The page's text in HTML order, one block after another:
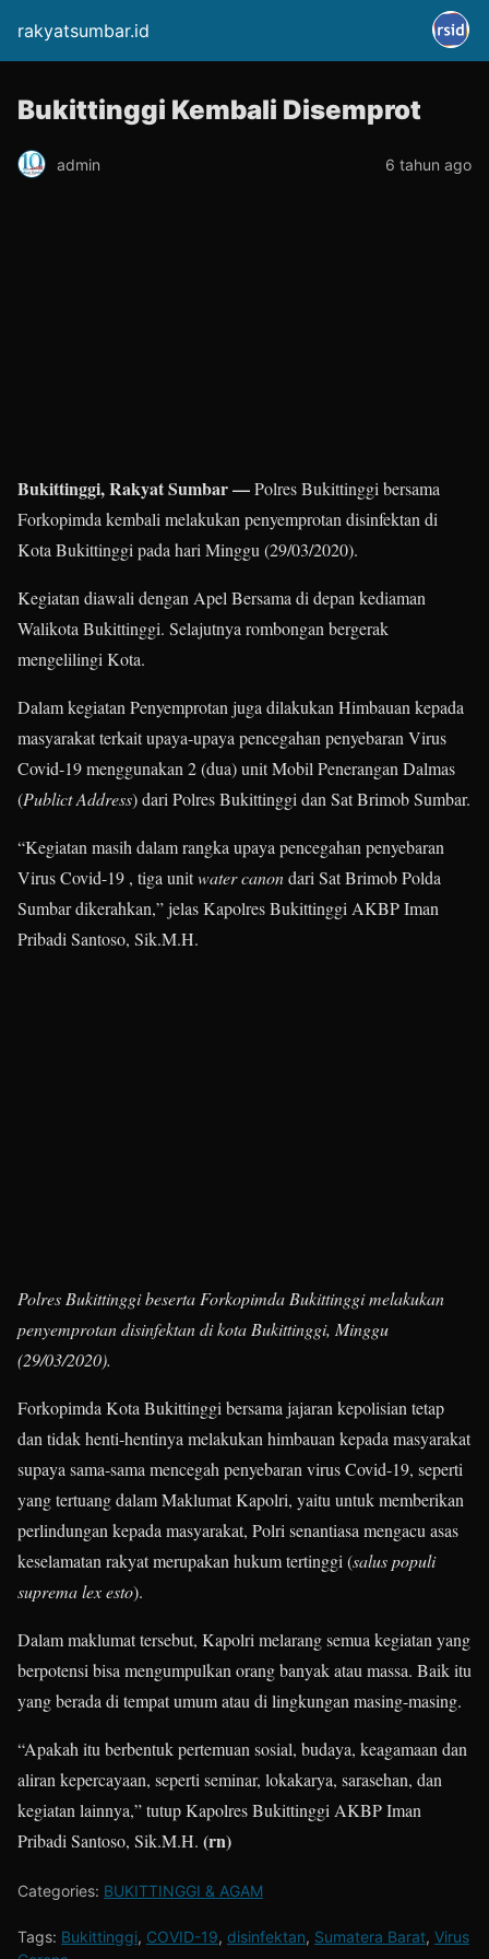
rakyatsumbar.id
Bukittinggi Kembali Disemprot
admin 6 tahun ago
Bukittinggi, Rakyat Sumbar —Polres Bukittinggi bersama
Forkopimda kembali melakukan penyemprotan disinfektan di
Kota Bukittinggi pada hari Minggu (29/03/2020).
Kegiatan diawali dengan Apel Bersama di depan kediaman
Walikota Bukittinggi. Selajutnya rombongan bergerak
mengelilingi Kota.
Dalam kegiatan Penyemprotan juga dilakukan Himbauan kepada
masyarakat terkait upaya-upaya pencegahan penyebaran Virus
Covid-19 menggunakan 2 (dua) unit Mobil Penerangan Dalmas
(Publict Address) dari Polres Bukittinggi dan Sat Brimob Sumbar.
“Kegiatan masih dalam rangka upaya pencegahan penyebaran
Virus Covid-19 , tiga unitwater canondari Sat Brimob Polda
Sumbar dikerahkan,” jelas Kapolres Bukittinggi AKBP Iman
Pribadi Santoso, Sik.M.H.
Polres Bukittinggi beserta Forkopimda Bukittinggi melakukan
penyemprotan disinfektan di kota Bukittinggi, Minggu
(29/03/2020).
Forkopimda Kota Bukittinggi bersama jajaran kepolisian tetap
dan tidak henti-hentinya melakukan himbauan kepada masyarakat
supaya sama-sama mencegah penyebaran virus Covid-19, seperti
yang tertuang dalam Maklumat Kapolri, yaitu untuk memberikan
perlindungan kepada masyarakat, Polri senantiasa mengacu asas
keselamatan rakyat merupakan hukum tertinggi (salus populi
suprema lex esto).
Dalam maklumat tersebut, Kapolri melarang semua kegiatan yang
berpotensi bisa mengumpulkan orang banyak atau massa. Baik itu
yang berada di tempat umum atau di lingkungan masing-masing.
“Apakah itu berbentuk pertemuan sosial, budaya, keagamaan dan
aliran kepercayaan, seperti seminar, lokakarya, sarasehan, dan
kegiatan lainnya,” tutup Kapolres Bukittinggi AKBP Iman
Pribadi Santoso, Sik.M.H. (rn)
Categories: BUKITTINGGI & AGAM
Tags: Bukittinggi, COVID-19, disinfektan, Sumatera Barat, Virus